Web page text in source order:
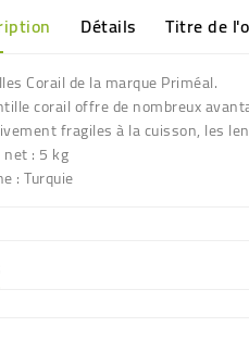
Détails Titre de
Corail de la marque Priméal.
corail offre de nombreux
fragiles à la cuisson, les
net : 5 kg
: Turquie